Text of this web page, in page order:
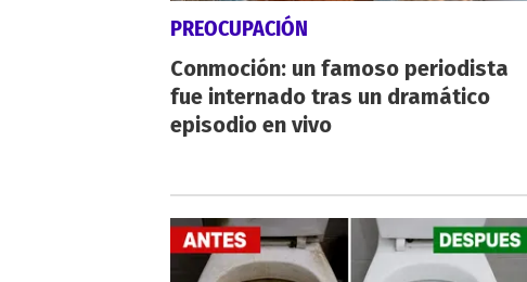
PREOCUPACIÓN
Conmoción: un famoso periodista
fue internado tras un dramático
episodio en vivo